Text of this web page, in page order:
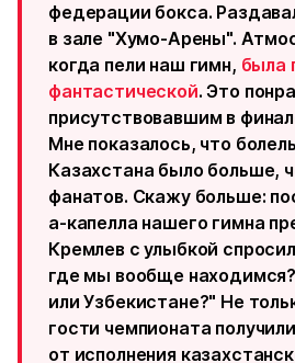
федерации бокса.
в зале "Хумо-Арены".
когда пели наш гимн, была
фантастической. Это
присутствовавшим в
Мне показалось, что
Казахстана было больше,
фанатов. Скажу больше:
а-капелла нашего гимна
Кремлев с улыбкой
где мы вообще
или Узбекистане?" Не
гости чемпионата
от исполнения